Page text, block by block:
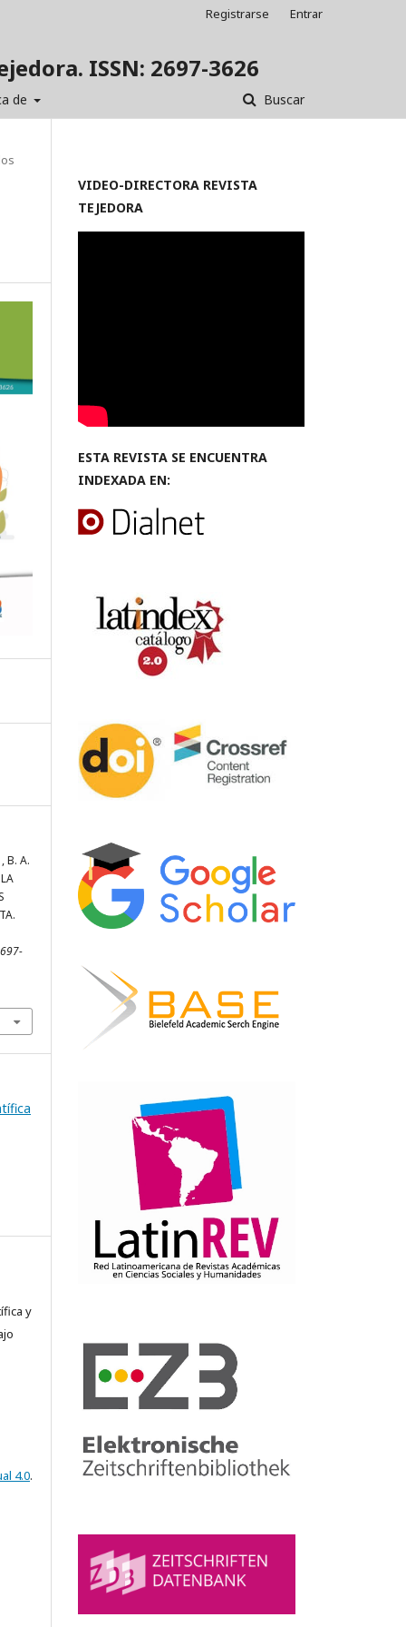
ISSN: 2697-3626
de Buscar
Registrarse Entrar
B. A.
y
4.0.
VIDEO-DIRECTORA REVISTA
TEJEDORA
ESTA REVISTA SE ENCUENTRA
INDEXADA EN: